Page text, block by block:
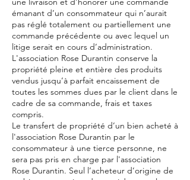
émanant d’un consommateur qui n’aurait
pas réglé totalement ou partiellement une
commande précédente ou avec lequel un
litige serait en cours d’administration.
L'association Rose Durantin conserve la
propriété pleine et entière des produits
vendus jusqu’à parfait encaissement de
toutes les sommes dues par le client dans le
cadre de sa commande, frais et taxes
compris.
Le transfert de propriété d’un bien acheté à
l'association Rose Durantin par le
consommateur à une tierce personne, ne
sera pas pris en charge par l'association
Rose Durantin. Seul l’acheteur d’origine de